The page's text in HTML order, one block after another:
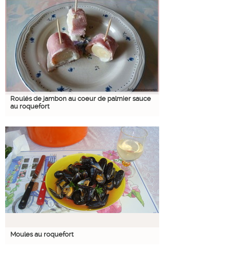
Roulés de jambon au coeur de palmier sauce
au roquefort
Moules au roquefort